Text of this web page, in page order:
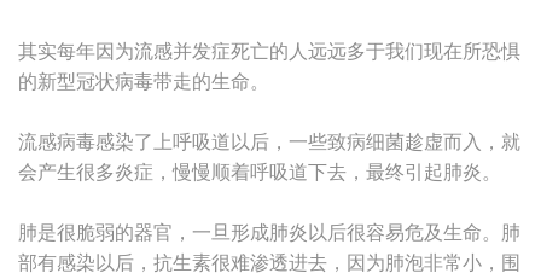
其实每年因为流感并发症死亡的人远远多于我们现在所恐惧
的新型冠状病毒带走的生命。
流感病毒感染了上呼吸道以后，一些致病细菌趁虚而入，就
会产生很多炎症，慢慢顺着呼吸道下去，最终引起肺炎。
肺是很脆弱的器官，一旦形成肺炎以后很容易危及生命。肺
部有感染以后，抗生素很难渗透进去，因为肺泡非常小，围